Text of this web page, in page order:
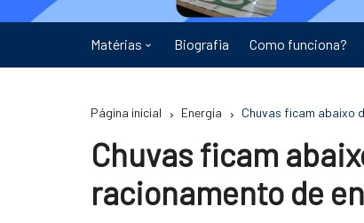
Matérias
Energia
Física
Biografia Como funciona?
Página inicial Energia Chuvas ficam abaixo
Chuvas ficam
racionamento de